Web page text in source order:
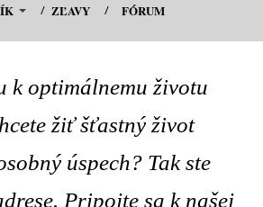
ZĽAVY FÓRUM
k optimálnemu životu
žiť šťastný život
úspech? Tak ste
Pripojte sa k našej